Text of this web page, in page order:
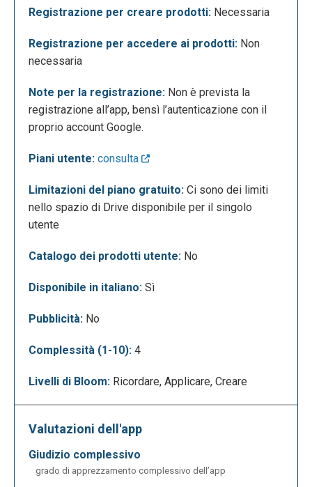
inserendo immagini, tabelle e grafici. La barra degli
le caratteristiche del contenuto della pagina, come
caratteri, dimensioni, colori, font ed allineamento.
Il trattino verde indica che, oltre a noi, un altro utente
sta lavorando in tempo reale sullo stesso
documento. Una caratteristica molto interessante è
che appariranno a destra del testo associato,
prima di apportare modifiche al documento. Ai
commenti si potrà rispondere (sarà notificato
opportuno, “risolverli” per farli scomparire dalla
attraverso il tasto “Commenti” in alto a destra).
Inoltre è possibile arricchire il foglio di testo
ad implementare il contenuto della pagina.
Registrazione per creare prodotti: Necessaria
Registrazione per accedere ai prodotti: Non
necessaria
Note per la registrazione: Non è prevista la
registrazione all’app, bensì l’autenticazione con il
proprio account Google.
Piani utente: consulta
Limitazioni del piano gratuito: Ci sono dei limiti
nello spazio di Drive disponibile per il singolo
utente
Catalogo dei prodotti utente: No
Disponibile in italiano: Sì
Pubblicità: No
Complessità (1-10): 4
Livelli di Bloom: Ricordare, Applicare, Creare
Valutazioni dell'app
giudizio complessivo
grado di apprezzamento complessivo dell’app